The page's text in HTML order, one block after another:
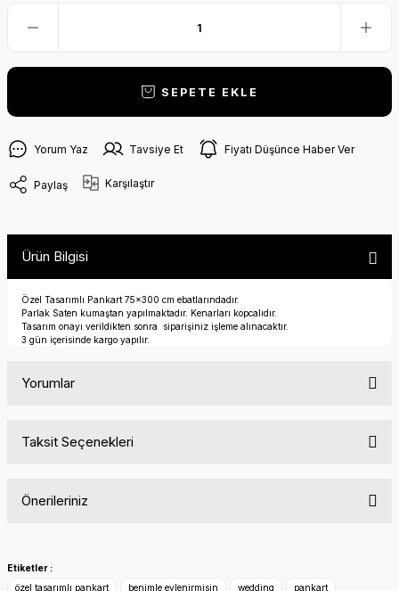
SEPETE EKLE
Yorum Yaz Tavsiye Et Fiyatı Düşünce Haber Ver
Paylaş Karşılaştır
Ürün Bilgisi
Özel Tasarımlı Pankart 75x300 cm ebatlarındadır.
Parlak Saten kumaştan yapılmaktadır. Kenarları kopcalıdır.
Tasarım onayı verildikten sonra siparişiniz işleme alınacaktır.
3 gün içerisinde kargo yapılır.
Yorumlar
Taksit Seçenekleri
Önerileriniz
konularda yetersiz gördüğünüz noktaları öneri formunu
Etiketler :
özel tasarımlı pankart
benimle evlenirmisin wedding pankart